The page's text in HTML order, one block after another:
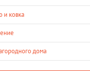
и ковка
дома